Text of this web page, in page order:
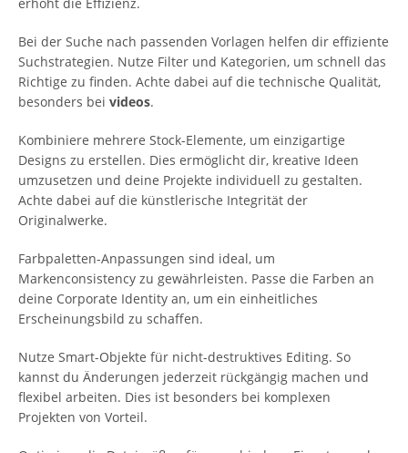
Bei der Suche nach passenden Vorlagen helfen dir effiziente
Suchstrategien. Nutze Filter und Kategorien, um schnell das
Richtige zu finden. Achte dabei auf die technische Qualität,
besonders bei videos.
Kombiniere mehrere Stock-Elemente, um einzigartige
Designs zu erstellen. Dies ermöglicht dir, kreative Ideen
umzusetzen und deine Projekte individuell zu gestalten.
Achte dabei auf die künstlerische Integrität der
Originalwerke.
Farbpaletten-Anpassungen sind ideal, um
Markenconsistency zu gewährleisten. Passe die Farben an
deine Corporate Identity an, um ein einheitliches
Erscheinungsbild zu schaffen.
Nutze Smart-Objekte für nicht-destruktives Editing. So
kannst du Änderungen jederzeit rückgängig machen und
flexibel arbeiten. Dies ist besonders bei komplexen
Projekten von Vorteil.